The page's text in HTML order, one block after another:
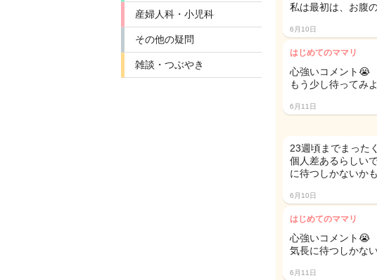
産婦人科・小児科
その他の疑問
雑談・つぶやき
私は最初は、お腹
6月10日
はじめてのママリ
心強いコメント😭
もう少し待ってみ
6月11日
23週頃までまった
個人差あるらしい
に待つしかないか
6月10日
はじめてのママリ
心強いコメント😭
気長に待つしかな
6月11日